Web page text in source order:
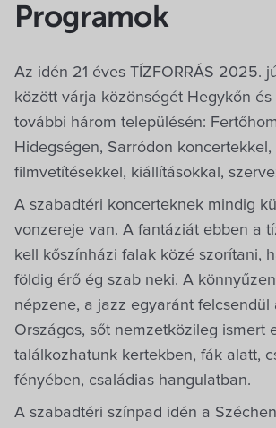
Programok
Az idén 21 éves TÍZFORRÁS 2025.
között várja közönségét Hegykőn és
további három településén:
Hidegségen, Sarródon koncertekkel,
filmvetítésekkel, kiállításokkal,
A szabadtéri koncerteknek mindig
vonzereje van. A fantáziát ebben a
kell kőszínházi falak közé szorítani,
földig érő ég szab neki. A
népzene, a jazz egyaránt felcsendül
Országos, sőt nemzetközileg ismert
találkozhatunk kertekben, fák alatt,
fényében, családias hangulatban.
A szabadtéri színpad idén a